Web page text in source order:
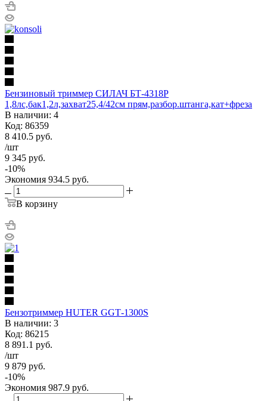
Бензиновый триммер СИЛАЧ БТ-4318Р
1,8лс,бак1,2л,захват25,4/42см прям,разбор.штанга,кат+фреза
В наличии: 4
Код: 86359
8 410.5 руб.
/шт
9 345 руб.
-10%
Экономия 934.5 руб.
В корзину
Бензотриммер HUTER GGТ-1300S
В наличии: 3
Код: 86215
8 891.1 руб.
/шт
9 879 руб.
-10%
Экономия 987.9 руб.